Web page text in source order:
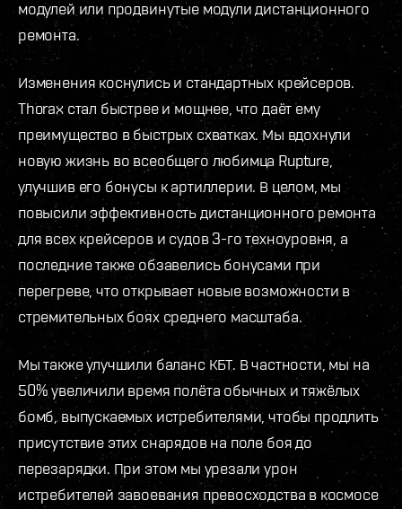
модулей или продвинутые модули дистанционного
ремонта.
Изменения коснулись и стандартных крейсеров.
Thorax стал быстрее и мощнее, что даёт ему
преимущество в быстрых схватках. Мы вдохнули
новую жизнь во всеобщего любимца Rupture,
улучшив его бонусы к артиллерии. В целом, мы
повысили эффективность дистанционного ремонта
для всех крейсеров и судов 3-го техноуровня, а
последние также обзавелись бонусами при
перегреве, что открывает новые возможности в
стремительных боях среднего масштаба.
Мы также улучшили баланс КБТ. В частности, мы на
50% увеличили время полёта обычных и тяжёлых
бомб, выпускаемых истребителями, чтобы продлить
присутствие этих снарядов на поле боя до
перезарядки. При этом мы урезали урон
истребителей завоевания превосходства в космосе